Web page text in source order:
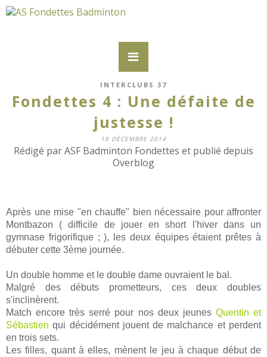
INTERCLUBS 37
Fondettes 4 : Une défaite de
justesse !
18 DÉCEMBRE 2014
Rédigé par ASF Badminton Fondettes et publié depuis
Overblog
Après une mise "en chauffe" bien nécessaire pour affronter
Montbazon ( difficile de jouer en short l'hiver dans un
gymnase frigorifique ; ), les deux équipes étaient prêtes à
débuter cette 3ème journée.
Un double homme et le double dame ouvraient le bal.
Malgré des débuts prometteurs, ces deux doubles
s'inclinèrent.
Match encore très serré pour nos deux jeunes Quentin et
Sébastien qui décidément jouent de malchance et perdent
en trois sets.
Les filles, quant à elles, mènent le jeu à chaque début de